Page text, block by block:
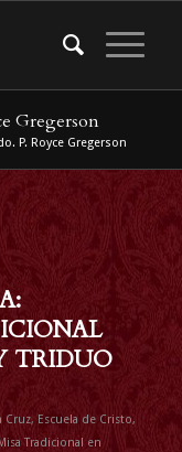
Gregerson
P. Royce Gregerson
TRIDUO
Cruz,Escuela de Cristo,
Tradicional en